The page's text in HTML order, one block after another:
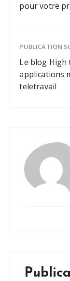
pour votre
PUBLICATION
Le blog High
applications
teletravail